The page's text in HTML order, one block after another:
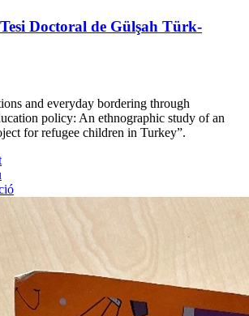
Doctoral de Gülşah Türk-
and everyday bordering through
policy: An ethnographic study of an
for refugee children in Turkey”.